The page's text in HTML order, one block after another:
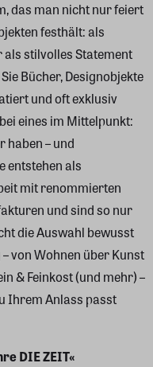
das man nicht nur feiert
festhält: als
als stilvolles Statement
Bücher, Designobjekte
und oft exklusiv
eines im Mittelpunkt:
haben – und
entstehen als
mit renommierten
und sind so nur
die Auswahl bewusst
von Wohnen über Kunst
& Feinkost (und mehr) –
Ihrem Anlass passt
DIE ZEIT«